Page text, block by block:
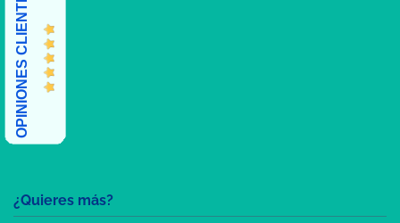
¿Quieres más?
OPINIONES CLIENTES